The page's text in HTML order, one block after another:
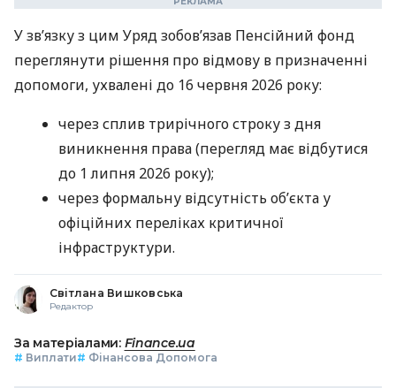
У зв’язку з цим Уряд зобов’язав Пенсійний фонд
переглянути рішення про відмову в призначенні
допомоги, ухвалені до 16 червня 2026 року:
через сплив трирічного строку з дня
виникнення права (перегляд має відбутися
до 1 липня 2026 року);
через формальну відсутність об’єкта у
офіційних переліках критичної
інфраструктури.
Світлана Вишковська
Редактор
За матеріалами: Finance.ua
# Виплати# Фінансова Допомога